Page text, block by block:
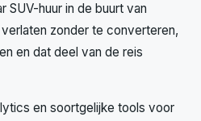
SUV-huur in de buurt van
zonder te converteren,
en dat deel van de reis
en soortgelijke tools voor